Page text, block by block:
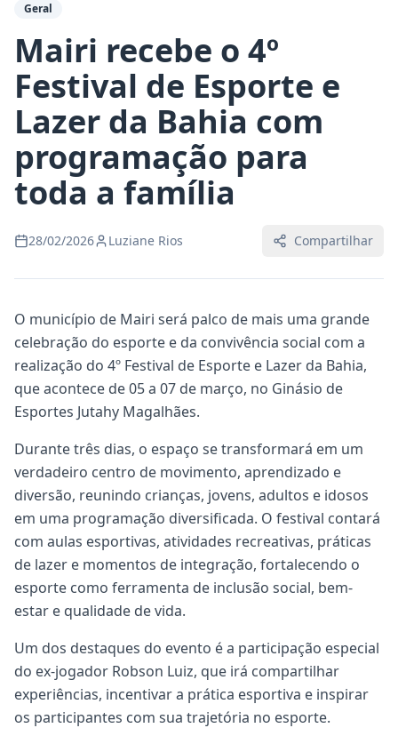
Geral
Mairi recebe o 4º
Festival de Esporte e
Lazer da Bahia com
programação para
toda a família
28/02/2026 Luziane Rios Compartilhar
O município de Mairi será palco de mais uma grande
celebração do esporte e da convivência social com a
realização do 4º Festival de Esporte e Lazer da Bahia,
que acontece de 05 a 07 de março, no Ginásio de
Esportes Jutahy Magalhães.
Durante três dias, o espaço se transformará em um
verdadeiro centro de movimento, aprendizado e
diversão, reunindo crianças, jovens, adultos e idosos
em uma programação diversificada. O festival contará
com aulas esportivas, atividades recreativas, práticas
de lazer e momentos de integração, fortalecendo o
esporte como ferramenta de inclusão social, bem-
estar e qualidade de vida.
Um dos destaques do evento é a participação especial
do ex-jogador Robson Luiz, que irá compartilhar
experiências, incentivar a prática esportiva e inspirar
os participantes com sua trajetória no esporte.